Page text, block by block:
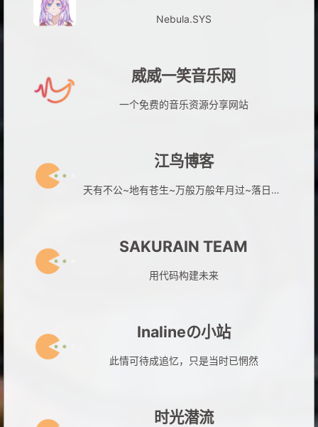
Nebula.SYS
威威一笑音乐网
一个免费的音乐资源分享网站
江鸟博客
天有不公~地有苍生~万般万般年月过~落日朱门满地红~
SAKURAIN TEAM
用代码构建未来
Inalineの小站
此情可待成追忆，只是当时已惘然
时光潜流